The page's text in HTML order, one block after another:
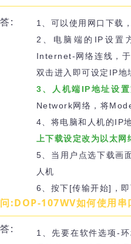
答: 1、可以使用网口下载，
2、电脑端的IP设置
Internet-网络连线，
双击进入即可设定IP地
3、人机端IP地址设
Network网络，将
4、将电脑和人机的IP
上下载设定改为以太网
5、当用户点选下载画
人机
6、按下[传输开始]，
问:DOP-107WV如何使用串
答:
1、先要在软件选项-